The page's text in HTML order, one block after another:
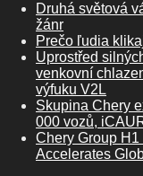
Druhá světová
žánr
Prečo ľudia
Uprostřed
venkovní
výfuku V2L
Skupina Chery
000 vozů,
Chery Group
Accelerates